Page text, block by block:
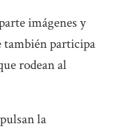
imágenes y
también participa
rodean al
la